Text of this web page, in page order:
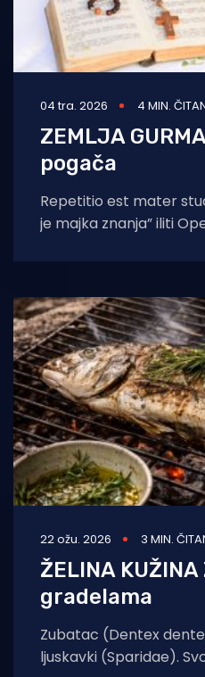
Ekologija
Tradicija i kultura
04 tra. 2026 4 MIN.
ZEMLJA
pogača
Repetitio est mater
je majka znanja” iliti
22 ožu. 2026 3 MIN.
ŽELINA
gradelama
Zubatac (Dentex
ljuskavki (Sparidae).